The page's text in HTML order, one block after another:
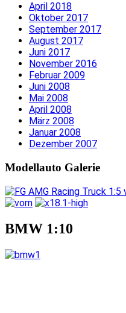
April 2018
Oktober 2017
September 2017
August 2017
Juni 2017
November 2016
Februar 2009
Juni 2008
Mai 2008
April 2008
März 2008
Januar 2008
Dezember 2007
Modellauto Galerie
BMW 1:10